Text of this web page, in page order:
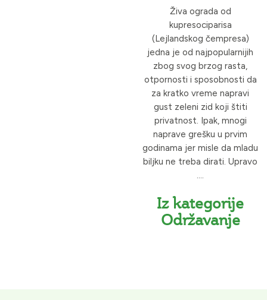
Živa ograda od
kupresociparisa
(Lejlandskog čempresa)
jedna je od najpopularnijih
zbog svog brzog rasta,
otpornosti i sposobnosti da
za kratko vreme napravi
gust zeleni zid koji štiti
privatnost. Ipak, mnogi
naprave grešku u prvim
godinama jer misle da mladu
biljku ne treba dirati. Upravo
Iz kategorije
Održavanje